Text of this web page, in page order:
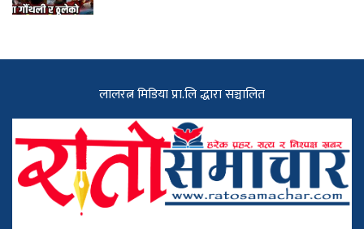
लालरत्न मिडिया प्रा.लि द्धारा सञ्चालित